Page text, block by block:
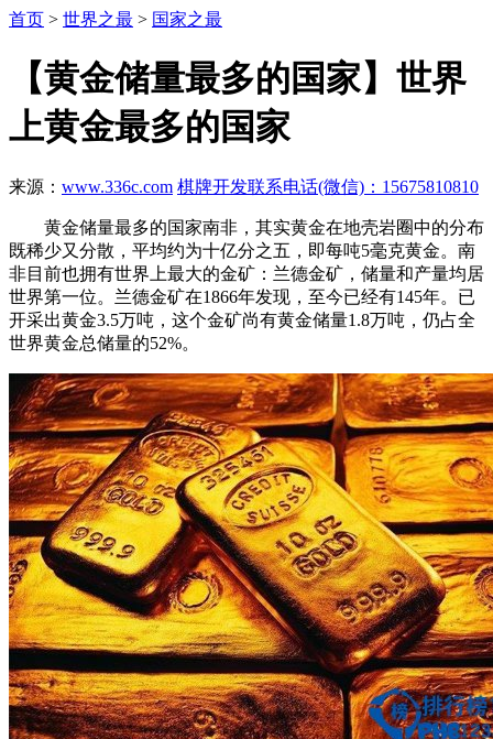
首页 > 世界之最 > 国家之最
【黄金储量最多的国家】世界
上黄金最多的国家
来源： www.336c.com 棋牌开发联系电话(微信)：15675810810
黄金储量最多的国家南非，其实黄金在地壳岩圈中的分布
既稀少又分散，平均约为十亿分之五，即每吨5毫克黄金。南
非目前也拥有世界上最大的金矿：兰德金矿，储量和产量均居
世界第一位。兰德金矿在1866年发现，至今已经有145年。已
开采出黄金3.5万吨，这个金矿尚有黄金储量1.8万吨，仍占全
世界黄金总储量的52%。